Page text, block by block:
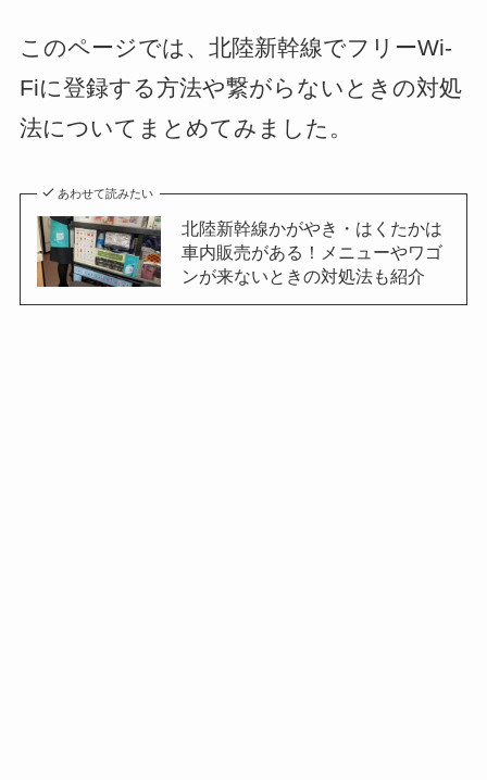
このページでは、北陸新幹線でフリーWi-
Fiに登録する方法や繋がらないときの対処
法についてまとめてみました。
あわせて読みたい
北陸新幹線かがやき・はくたかは
車内販売がある！メニューやワゴ
ンが来ないときの対処法も紹介